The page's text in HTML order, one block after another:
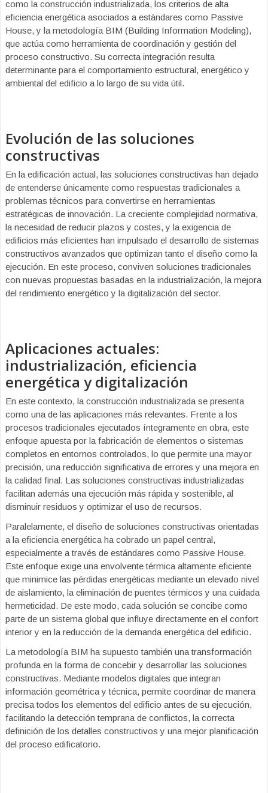
como la construcción industrializada, los criterios de alta
eficiencia energética asociados a estándares como Passive
House, y la metodología BIM (Building Information Modeling),
que actúa como herramienta de coordinación y gestión del
proceso constructivo. Su correcta integración resulta
determinante para el comportamiento estructural, energético y
ambiental del edificio a lo largo de su vida útil.
Evolución de las soluciones
constructivas
En la edificación actual, las soluciones constructivas han dejado
de entenderse únicamente como respuestas tradicionales a
problemas técnicos para convertirse en herramientas
estratégicas de innovación. La creciente complejidad normativa,
la necesidad de reducir plazos y costes, y la exigencia de
edificios más eficientes han impulsado el desarrollo de sistemas
constructivos avanzados que optimizan tanto el diseño como la
ejecución. En este proceso, conviven soluciones tradicionales
con nuevas propuestas basadas en la industrialización, la mejora
del rendimiento energético y la digitalización del sector.
Aplicaciones actuales:
industrialización, eficiencia
energética y digitalización
En este contexto, la construcción industrializada se presenta
como una de las aplicaciones más relevantes. Frente a los
procesos tradicionales ejecutados íntegramente en obra, este
enfoque apuesta por la fabricación de elementos o sistemas
completos en entornos controlados, lo que permite una mayor
precisión, una reducción significativa de errores y una mejora en
la calidad final. Las soluciones constructivas industrializadas
facilitan además una ejecución más rápida y sostenible, al
disminuir residuos y optimizar el uso de recursos.
Paralelamente, el diseño de soluciones constructivas orientadas
a la eficiencia energética ha cobrado un papel central,
especialmente a través de estándares como Passive House.
Este enfoque exige una envolvente térmica altamente eficiente
que minimice las pérdidas energéticas mediante un elevado nivel
de aislamiento, la eliminación de puentes térmicos y una cuidada
hermeticidad. De este modo, cada solución se concibe como
parte de un sistema global que influye directamente en el confort
interior y en la reducción de la demanda energética del edificio.
La metodología BIM ha supuesto también una transformación
profunda en la forma de concebir y desarrollar las soluciones
constructivas. Mediante modelos digitales que integran
información geométrica y técnica, permite coordinar de manera
precisa todos los elementos del edificio antes de su ejecución,
facilitando la detección temprana de conflictos, la correcta
definición de los detalles constructivos y una mejor planificación
del proceso edificatorio.